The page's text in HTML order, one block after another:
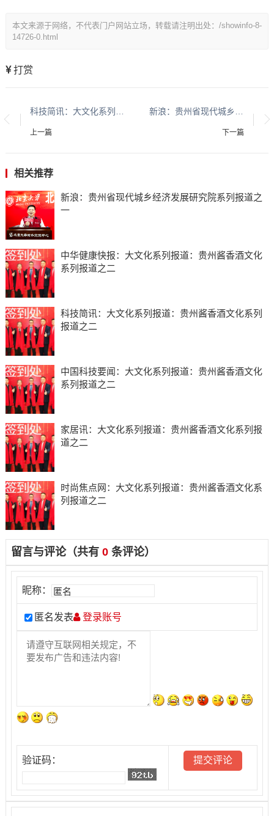
本文来源于网络，不代表门户网站立场，转载请注明出处：/showinfo-8-
14726-0.html
打赏
上一篇 下一篇
相关推荐
新浪：贵州省现代城乡经济发展研究院系列报道之
一
中华健康快报：大文化系列报道：贵州酱香酒文化
系列报道之二
科技简讯：大文化系列报道：贵州酱香酒文化系列
报道之二
中国科技要闻：大文化系列报道：贵州酱香酒文化
系列报道之二
家居讯：大文化系列报道：贵州酱香酒文化系列报
道之二
时尚焦点网：大文化系列报道：贵州酱香酒文化系
列报道之二
留言与评论（共有 0条评论）
昵称：
匿名发表 登录账号
验证码：